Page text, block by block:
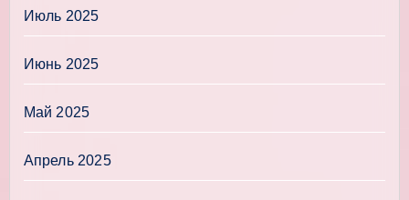
Июль 2025
Июнь 2025
Май 2025
Апрель 2025